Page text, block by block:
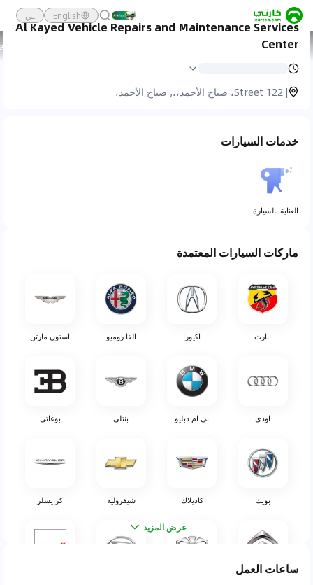
English ـي
كارتي خدمة السيارات Vehicle Repairs And Maintenance Services Center
Al Kayed Vehicle Repairs and Maintenance Services
Center
| 122 Street، صباح الأحمد،،, صباح الأحمد،
خدمات السيارات
العناية بالسيارة
ماركات السيارات المعتمدة
ابارث اكيورا الفا روميو استون مارتن
اودي بي ام دبليو بنتلي بوغاتي
بويك كاديلاك شيفروليه كرايسلر
عرض المزيد
ساعات العمل